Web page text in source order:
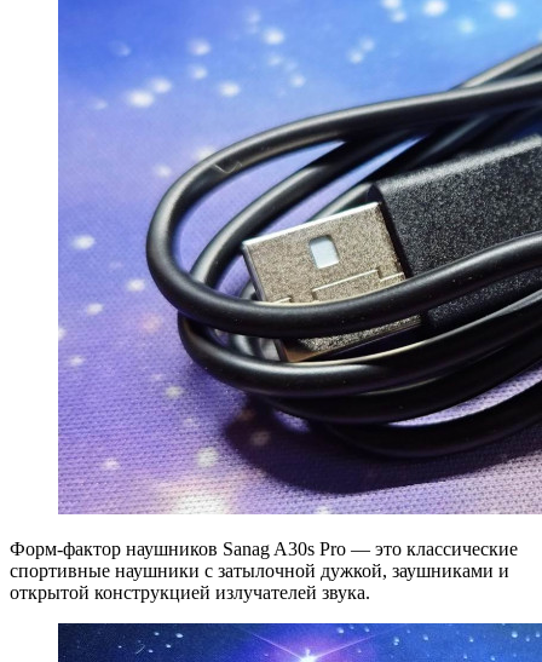
Форм-фактор наушников Sanag A30s Pro — это классические
спортивные наушники с затылочной дужкой, заушниками и
открытой конструкцией излучателей звука.